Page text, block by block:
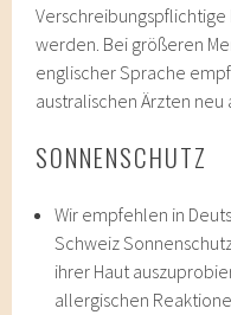
werden. Bei größeren
englischer Sprache
australischen Ärzten
SONNENSCHUTZ
Wir empfehlen in
Schweiz
ihrer Haut
allergischen